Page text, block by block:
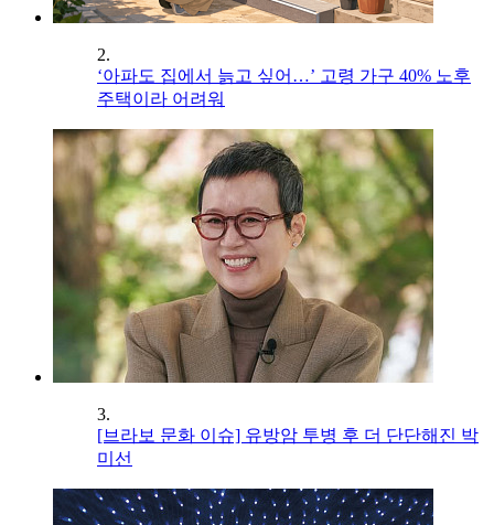
2.
‘아파도 집에서 늙고 싶어…’ 고령 가구 40% 노후
주택이라 어려워
3.
[브라보 문화 이슈] 유방암 투병 후 더 단단해진 박
미선